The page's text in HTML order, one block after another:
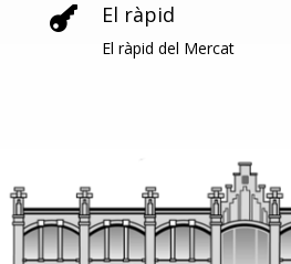
 El ràpid
El ràpid del Mercat